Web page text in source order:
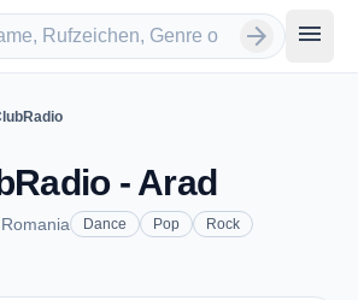
arrow_forward menu
- Arad
Dance Pop Rock